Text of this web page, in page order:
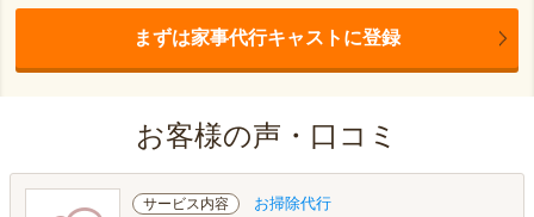
まずは家事代行キャストに登録
お客様の声・口コミ
サービス内容 お掃除代行